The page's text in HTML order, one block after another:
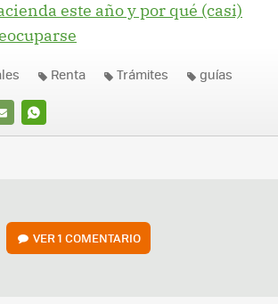
este año y por qué (casi)
WHATSAPP
Renta Trámites guías
VER1 COMENTARIO